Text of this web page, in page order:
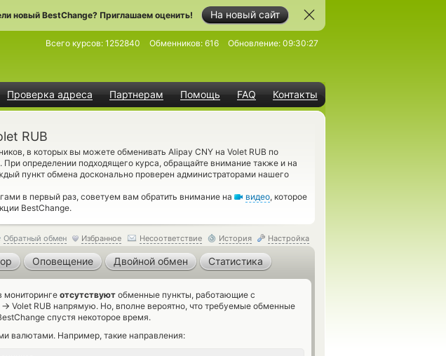
На новый сайт
новый BestChange? Приглашаем оценить!
Проверка адреса Партнерам Помощь FAQ Контакты
Всего курсов: 1252840 Обменников: 616 Обновление: 09:30:27
RUB
в которых вы можете обменивать Alipay CNY на Volet RUB по
определении подходящего курса, обращайте внимание также и на
пункт обмена досконально проверен администраторами нашего
в первый раз, советуем вам обратить внимание на
видео, которое
BestChange.
Обратный обмен Избранное Несоответствие История Настройка
Оповещение Двойной обмен Статистика
отсутствуют обменные пункты, работающие с
→ Volet RUB напрямую. Но, вполне вероятно, что требуемые обменные
спустя некоторое время.
валютами. Например, такие направления: